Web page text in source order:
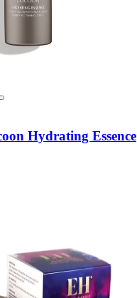
Hydrating Essence